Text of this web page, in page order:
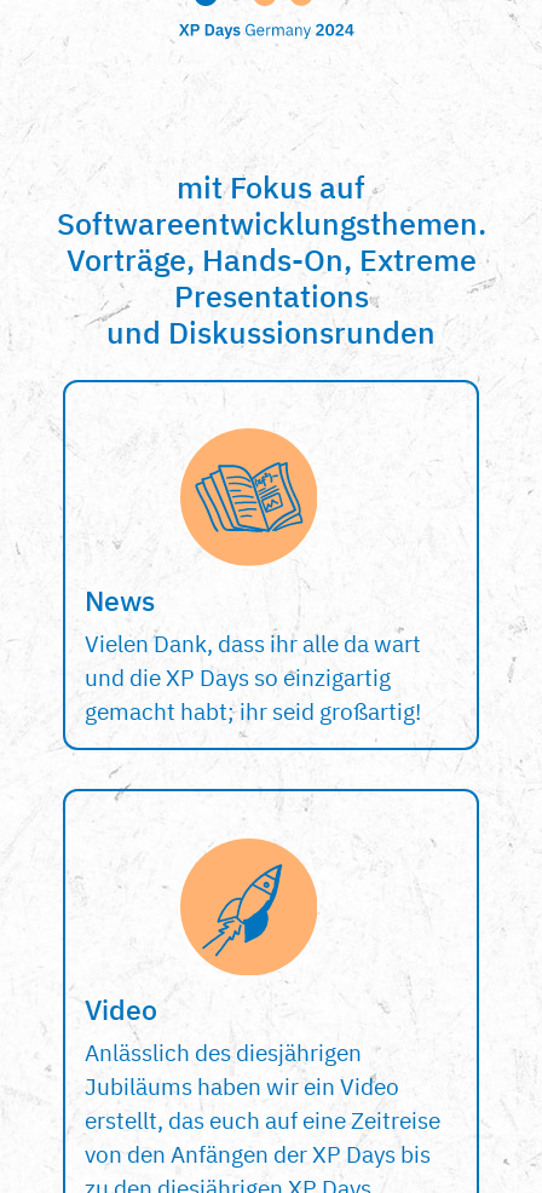
mit Fokus auf
Softwareentwicklungsthemen.
Vorträge, Hands-On, Extreme
Presentations
und Diskussionsrunden
News
Vielen Dank, dass ihr alle da wart
und die XP Days so einzigartig
gemacht habt; ihr seid großartig!
Video
Anlässlich des diesjährigen
Jubiläums haben wir ein Video
erstellt, das euch auf eine Zeitreise
von den Anfängen der XP Days bis